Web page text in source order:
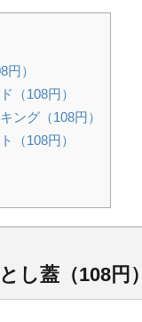
）
（108円）
ング（108円）
（108円）
し蓋（108円）